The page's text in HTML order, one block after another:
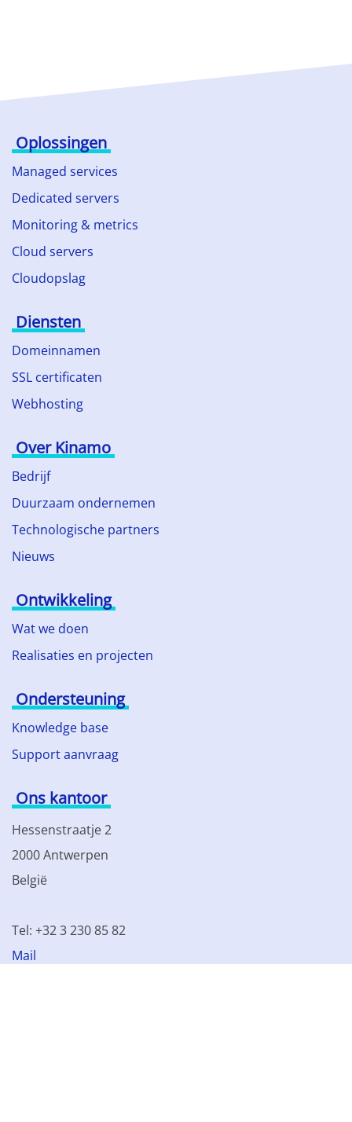
Oplossingen
Managed services
Dedicated servers
Monitoring & metrics
Cloud servers
Cloudopslag
Diensten
Domeinnamen
SSL certificaten
Webhosting
Over Kinamo
Bedrijf
Duurzaam ondernemen
Technologische partners
Nieuws
Ontwikkeling
Wat we doen
Realisaties en projecten
Ondersteuning
Knowledge base
Support aanvraag
Ons kantoor
Hessenstraatje 2
2000 Antwerpen
België
Tel: +32 3 230 85 82
Mail